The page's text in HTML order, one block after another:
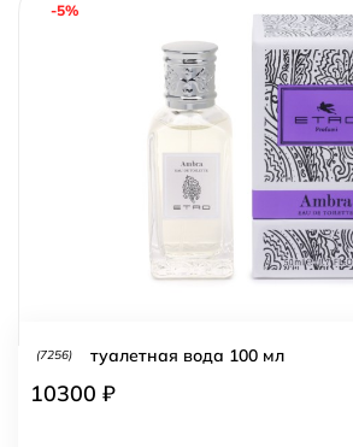
-5%
(7256) туалетная вода 100 мл
10300 ₽